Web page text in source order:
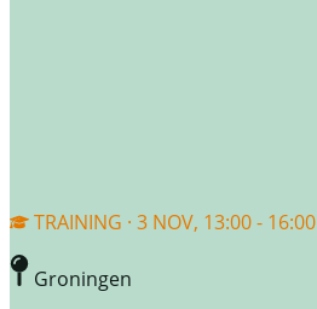
TRAINING · 3 NOV, 13:00 - 16:00
Groningen